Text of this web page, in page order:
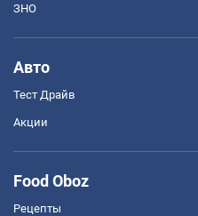
ЗНО
Авто
Тест Драйв
Акции
Food Oboz
Рецепты